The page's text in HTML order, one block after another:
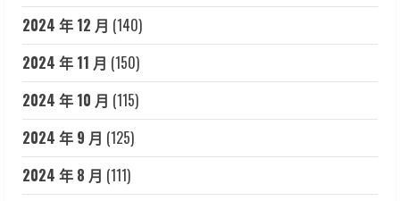
2024 年 12 月 (140)
2024 年 11 月 (150)
2024 年 10 月 (115)
2024 年 9 月 (125)
2024 年 8 月 (111)